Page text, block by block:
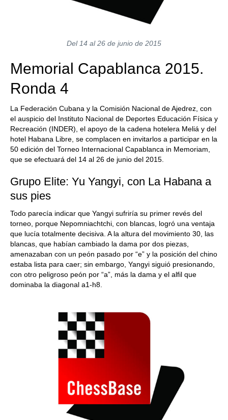
Del 14 al 26 de junio de 2015
Memorial Capablanca 2015.
Ronda 4
La Federación Cubana y la Comisión Nacional de Ajedrez, con
el auspicio del Instituto Nacional de Deportes Educación Física y
Recreación (INDER), el apoyo de la cadena hotelera Meliá y del
hotel Habana Libre, se complacen en invitarlos a participar en la
50 edición del Torneo Internacional Capablanca in Memoriam,
que se efectuará del 14 al 26 de junio del 2015.
Grupo Elite: Yu Yangyi, con La Habana a
sus pies
Todo parecía indicar que Yangyi sufriría su primer revés del
torneo, porque Nepomniachtchi, con blancas, logró una ventaja
que lucía totalmente decisiva. A la altura del movimiento 30, las
blancas, que habían cambiado la dama por dos piezas,
amenazaban con un peón pasado por “e” y la posición del chino
estaba lista para caer; sin embargo, Yangyi siguió presionando,
con otro peligroso peón por “a”, más la dama y el alfil que
dominaba la diagonal a1-h8.